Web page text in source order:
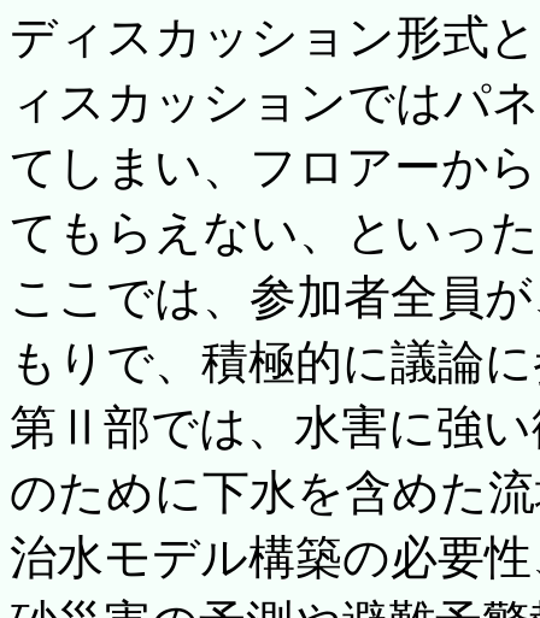
ディスカッション形式
ィスカッションではパ
てしまい、フロアーか
てもらえない、といっ
ここでは、参加者全員
もりで、積極的に議論
第Ⅱ部では、水害に強
のために下水を含めた
治水モデル構築の必要